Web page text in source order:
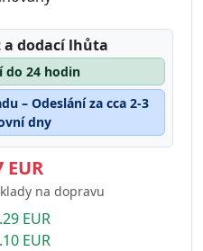
dodací lhůta
do 24 hodin
– Odeslání za cca 2-3
dny
EUR
na dopravu
EUR
EUR